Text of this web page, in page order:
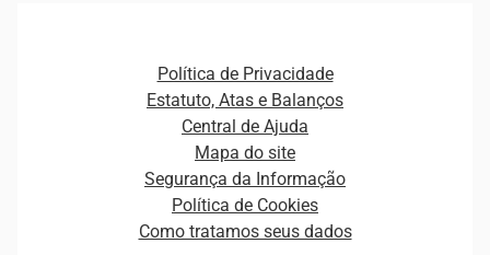
Plataformas e Motores de decisão
Curso Gratuito de Saúde Financeira
Empreendedorismo
Estudos e Pesquisas
Distribuidores e representantes
Estrutura Organizacional
Sala de Imprensa
Política de Privacidade
Estatuto, Atas e Balanços
Central de Ajuda
Mapa do site
Segurança da Informação
Política de Cookies
Como tratamos seus dados